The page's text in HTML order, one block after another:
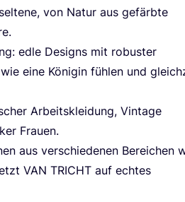
von Natur aus gefärb­te
edle Designs mit robus­ter
eine Köni­gin füh­len und
Arbeits­klei­dung, Vin­ta­ge
Frauen.
aus ver­schie­de­nen Berei­chen
VAN TRICHT auf ech­tes